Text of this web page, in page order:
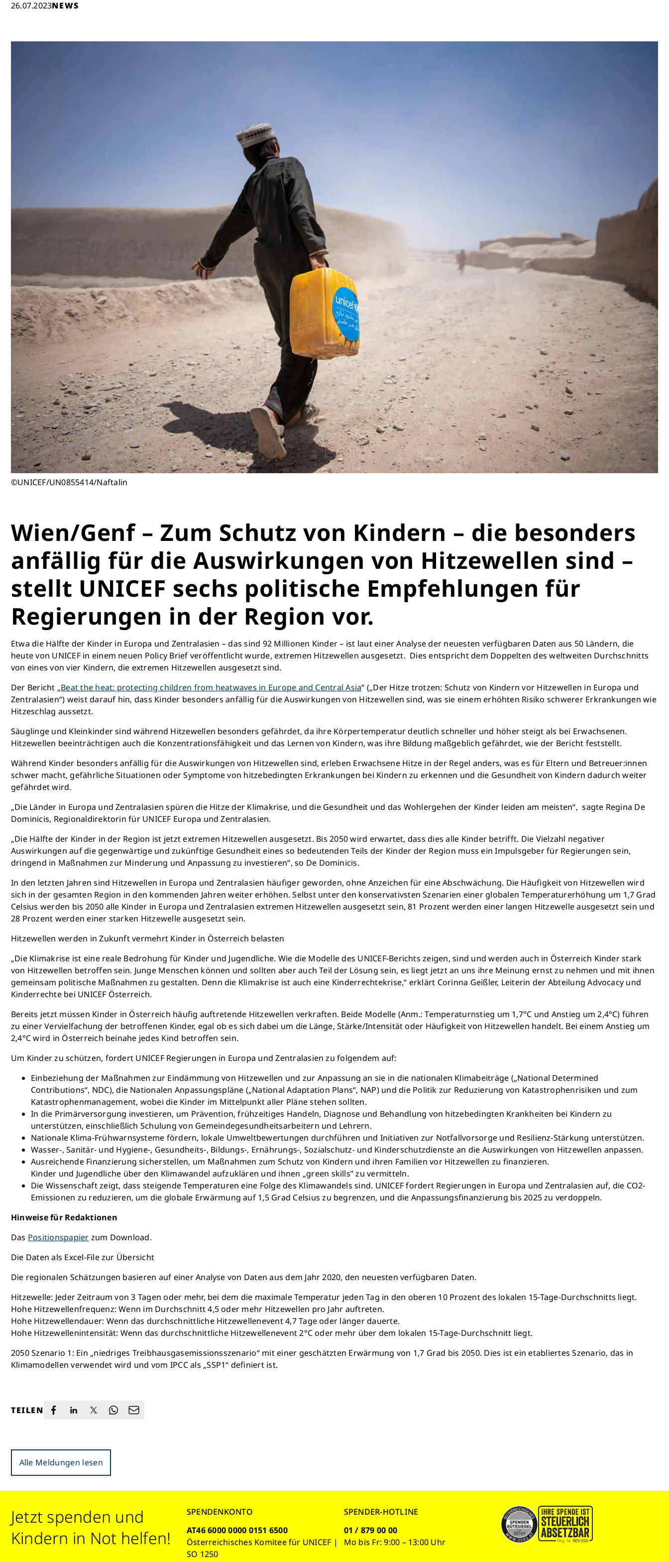
26.07.2023NEWS
©UNICEF/UN0855414/Naftalin
Wien/Genf – Zum Schutz von Kindern – die besonders
anfällig für die Auswirkungen von Hitzewellen sind –
stellt UNICEF sechs politische Empfehlungen für
Regierungen in der Region vor.
Etwa die Hälfte der Kinder in Europa und Zentralasien – das sind 92 Millionen Kinder – ist laut einer Analyse der neuesten verfügbaren Daten aus 50 Ländern, die
heute von UNICEF in einem neuen Policy Brief veröffentlicht wurde, extremen Hitzewellen ausgesetzt. Dies entspricht dem Doppelten des weltweiten Durchschnitts
von eines von vier Kindern, die extremen Hitzewellen ausgesetzt sind.
Der Bericht „Beat the heat: protecting children from heatwaves in Europe and Central Asia“ („Der Hitze trotzen: Schutz von Kindern vor Hitzewellen in Europa und
Zentralasien“) weist darauf hin, dass Kinder besonders anfällig für die Auswirkungen von Hitzewellen sind, was sie einem erhöhten Risiko schwerer Erkrankungen wie
Hitzeschlag aussetzt.
Säuglinge und Kleinkinder sind während Hitzewellen besonders gefährdet, da ihre Körpertemperatur deutlich schneller und höher steigt als bei Erwachsenen.
Hitzewellen beeinträchtigen auch die Konzentrationsfähigkeit und das Lernen von Kindern, was ihre Bildung maßgeblich gefährdet, wie der Bericht feststellt.
Während Kinder besonders anfällig für die Auswirkungen von Hitzewellen sind, erleben Erwachsene Hitze in der Regel anders, was es für Eltern und Betreuer:innen
schwer macht, gefährliche Situationen oder Symptome von hitzebedingten Erkrankungen bei Kindern zu erkennen und die Gesundheit von Kindern dadurch weiter
gefährdet wird.
„Die Länder in Europa und Zentralasien spüren die Hitze der Klimakrise, und die Gesundheit und das Wohlergehen der Kinder leiden am meisten“, sagte Regina De
Dominicis, Regionaldirektorin für UNICEF Europa und Zentralasien.
„Die Hälfte der Kinder in der Region ist jetzt extremen Hitzewellen ausgesetzt. Bis 2050 wird erwartet, dass dies alle Kinder betrifft. Die Vielzahl negativer
Auswirkungen auf die gegenwärtige und zukünftige Gesundheit eines so bedeutenden Teils der Kinder der Region muss ein Impulsgeber für Regierungen sein,
dringend in Maßnahmen zur Minderung und Anpassung zu investieren“, so De Dominicis.
In den letzten Jahren sind Hitzewellen in Europa und Zentralasien häufiger geworden, ohne Anzeichen für eine Abschwächung. Die Häufigkeit von Hitzewellen wird
sich in der gesamten Region in den kommenden Jahren weiter erhöhen. Selbst unter den konservativsten Szenarien einer globalen Temperaturerhöhung um 1,7 Grad
Celsius werden bis 2050 alle Kinder in Europa und Zentralasien extremen Hitzewellen ausgesetzt sein, 81 Prozent werden einer langen Hitzewelle ausgesetzt sein und
28 Prozent werden einer starken Hitzewelle ausgesetzt sein.
Hitzewellen werden in Zukunft vermehrt Kinder in Österreich belasten
„Die Klimakrise ist eine reale Bedrohung für Kinder und Jugendliche. Wie die Modelle des UNICEF-Berichts zeigen, sind und werden auch in Österreich Kinder stark
von Hitzewellen betroffen sein. Junge Menschen können und sollten aber auch Teil der Lösung sein, es liegt jetzt an uns ihre Meinung ernst zu nehmen und mit ihnen
gemeinsam politische Maßnahmen zu gestalten. Denn die Klimakrise ist auch eine Kinderrechtekrise,“ erklärt Corinna Geißler, Leiterin der Abteilung Advocacy und
Kinderrechte bei UNICEF Österreich.
Bereits jetzt müssen Kinder in Österreich häufig auftretende Hitzewellen verkraften. Beide Modelle (Anm.: Temperaturnstieg um 1,7°C und Anstieg um 2,4°C) führen
zu einer Vervielfachung der betroffenen Kinder, egal ob es sich dabei um die Länge, Stärke/Intensität oder Häufigkeit von Hitzewellen handelt. Bei einem Anstieg um
2,4°C wird in Österreich beinahe jedes Kind betroffen sein.
Um Kinder zu schützen, fordert UNICEF Regierungen in Europa und Zentralasien zu folgendem auf:
Einbeziehung der Maßnahmen zur Eindämmung von Hitzewellen und zur Anpassung an sie in die nationalen Klimabeiträge („National Determined
Contributions“, NDC), die Nationalen Anpassungspläne („National Adaptation Plans“, NAP) und die Politik zur Reduzierung von Katastrophenrisiken und zum
Katastrophenmanagement, wobei die Kinder im Mittelpunkt aller Pläne stehen sollten.
In die Primärversorgung investieren, um Prävention, frühzeitiges Handeln, Diagnose und Behandlung von hitzebedingten Krankheiten bei Kindern zu
unterstützen, einschließlich Schulung von Gemeindegesundheitsarbeitern und Lehrern.
Nationale Klima-Frühwarnsysteme fördern, lokale Umweltbewertungen durchführen und Initiativen zur Notfallvorsorge und Resilienz-Stärkung unterstützen.
Wasser-, Sanitär- und Hygiene-, Gesundheits-, Bildungs-, Ernährungs-, Sozialschutz- und Kinderschutzdienste an die Auswirkungen von Hitzewellen anpassen.
Ausreichende Finanzierung sicherstellen, um Maßnahmen zum Schutz von Kindern und ihren Familien vor Hitzewellen zu finanzieren.
Kinder und Jugendliche über den Klimawandel aufzuklären und ihnen „green skills” zu vermitteln.
Die Wissenschaft zeigt, dass steigende Temperaturen eine Folge des Klimawandels sind. UNICEF fordert Regierungen in Europa und Zentralasien auf, die CO2-
Emissionen zu reduzieren, um die globale Erwärmung auf 1,5 Grad Celsius zu begrenzen, und die Anpassungsfinanzierung bis 2025 zu verdoppeln.
Hinweise für Redaktionen
Das Positionspapier zum Download.
Die Daten als Excel-File zur Übersicht
Die regionalen Schätzungen basieren auf einer Analyse von Daten aus dem Jahr 2020, den neuesten verfügbaren Daten.
Hitzewelle: Jeder Zeitraum von 3 Tagen oder mehr, bei dem die maximale Temperatur jeden Tag in den oberen 10 Prozent des lokalen 15-Tage-Durchschnitts liegt.
Hohe Hitzewellenfrequenz: Wenn im Durchschnitt 4,5 oder mehr Hitzewellen pro Jahr auftreten.
Hohe Hitzewellendauer: Wenn das durchschnittliche Hitzewellenevent 4,7 Tage oder länger dauerte.
Hohe Hitzewellenintensität: Wenn das durchschnittliche Hitzewellenevent 2°C oder mehr über dem lokalen 15-Tage-Durchschnitt liegt.
2050 Szenario 1: Ein „niedriges Treibhausgasemissionsszenario“ mit einer geschätzten Erwärmung von 1,7 Grad bis 2050. Dies ist ein etabliertes Szenario, das in
Klimamodellen verwendet wird und vom IPCC als „SSP1“ definiert ist.
TEILEN
Alle Meldungen lesen
Retten Sie noch heute Leben
monatlich 25.000 Liter sauberes Trinkwasser zur
Verfügung stellen.
mehr Kindheit, bessere Zukunft.
Jetzt Leben retten
Jetzt spenden und
Kindern in Not helfen!
SPENDENKONTO
AT46 6000 0000 0151 6500
Österreichisches Komitee für UNICEF |
SO 1250
SPENDER-HOTLINE
01 / 879 00 00
Mo bis Fr: 9:00 – 13:00 Uhr